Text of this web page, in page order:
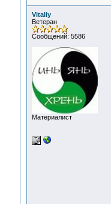
Vitaliy
Ветеран
Сообщений: 5586
Материалист